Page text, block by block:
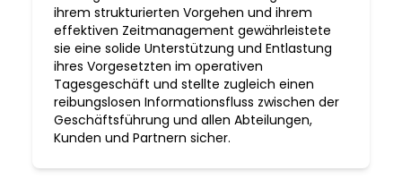
ihrem strukturierten Vorgehen und ihrem
effektiven Zeitmanagement gewährleistete
sie eine solide Unterstützung und Entlastung
ihres Vorgesetzten im operativen
Tagesgeschäft und stellte zugleich einen
reibungslosen Informationsfluss zwischen der
Geschäftsführung und allen Abteilungen,
Kunden und Partnern sicher.